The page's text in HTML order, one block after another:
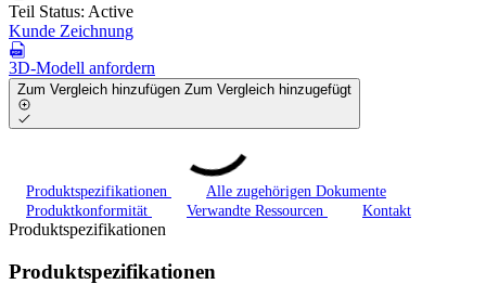
Teil Status: Active
Kunde Zeichnung
3D-Modell anfordern
Zum Vergleich hinzufügen Zum Vergleich hinzugefügt
Produktspezifikationen
Alle zugehörigen Dokumente
Produktkonformität
Verwandte Ressourcen Kontakt
Produktspezifikationen
Produktspezifikationen